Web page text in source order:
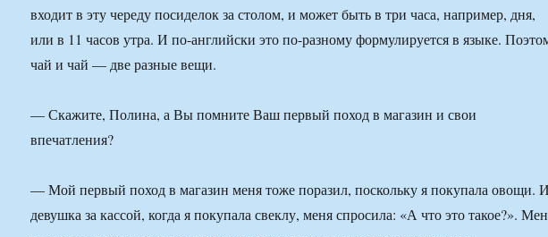
входит в эту череду посиделок за столом, и может быть в три часа, например, дня,
или в 11 часов утра. И по-английски это по-разному формулируется в языке.
чай и чай — две разные вещи.
— Скажите, Полина, а Вы помните Ваш первый поход в магазин и свои
впечатления?
— Мой первый поход в магазин меня тоже поразил, поскольку я покупала овощи.
девушка за кассой, когда я покупала свеклу, меня спросила: «А что это такое?».